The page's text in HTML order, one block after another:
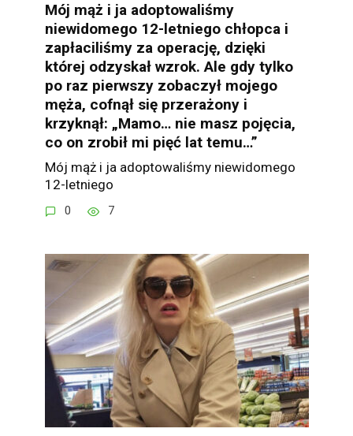
Mój mąż i ja adoptowaliśmy
niewidomego 12-letniego chłopca i
zapłaciliśmy za operację, dzięki
której odzyskał wzrok. Ale gdy tylko
po raz pierwszy zobaczył mojego
męża, cofnął się przerażony i
krzyknął: „Mamo… nie masz pojęcia,
co on zrobił mi pięć lat temu…”
Mój mąż i ja adoptowaliśmy niewidomego
12-letniego
0 7